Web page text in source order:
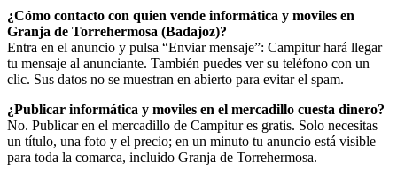
¿Cómo contacto con quien vende informática y moviles en
Granja de Torrehermosa (Badajoz)?
Entra en el anuncio y pulsa “Enviar mensaje”: Campitur hará llegar
tu mensaje al anunciante. También puedes ver su teléfono con un
clic. Sus datos no se muestran en abierto para evitar el spam.
¿Publicar informática y moviles en el mercadillo cuesta dinero?
No. Publicar en el mercadillo de Campitur es gratis. Solo necesitas
un título, una foto y el precio; en un minuto tu anuncio está visible
para toda la comarca, incluido Granja de Torrehermosa.